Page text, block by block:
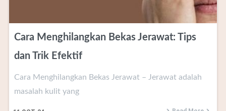
Cara Menghilangkan Bekas Jerawat: Tips
dan Trik Efektif
Cara Menghilangkan Bekas Jerawat – Jerawat adalah
masalah kulit yang